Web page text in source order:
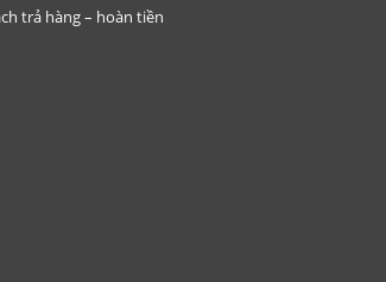
trả hàng – hoàn tiền